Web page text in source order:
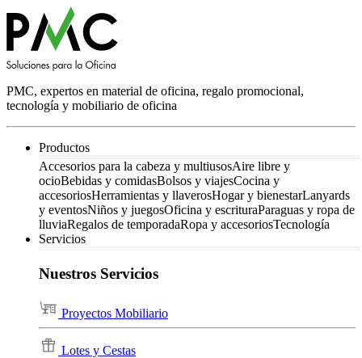
PMC, expertos en material de oficina, regalo promocional,
tecnología y mobiliario de oficina
Productos
Accesorios para la cabeza y multiusosAire libre y
ocioBebidas y comidasBolsos y viajesCocina y
accesoriosHerramientas y llaverosHogar y bienestarLanyards
y eventosNiños y juegosOficina y escrituraParaguas y ropa de
lluviaRegalos de temporadaRopa y accesoriosTecnología
Servicios
Nuestros Servicios
Proyectos Mobiliario
Lotes y Cestas